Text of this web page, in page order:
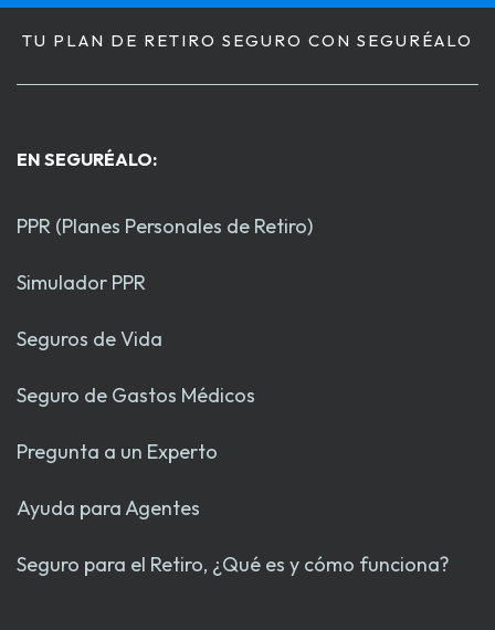
TU PLAN DE RETIRO SEGURO CON SEGURÉALO
EN SEGURÉALO:
PPR (Planes Personales de Retiro)
Simulador PPR
Seguros de Vida
Seguro de Gastos Médicos
Pregunta a un Experto
Ayuda para Agentes
Seguro para el Retiro, ¿Qué es y cómo funciona?